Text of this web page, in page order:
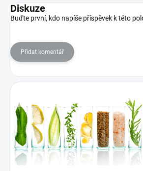
Diskuze
Buďte první, kdo napíše příspěvek k této
Přidat komentář